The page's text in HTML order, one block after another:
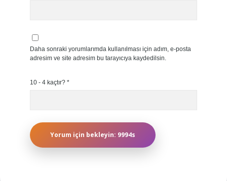
Daha sonraki yorumlarımda kullanılması için adım, e-posta
adresim ve site adresim bu tarayıcıya kaydedilsin.
10 - 4 kaçtır? *